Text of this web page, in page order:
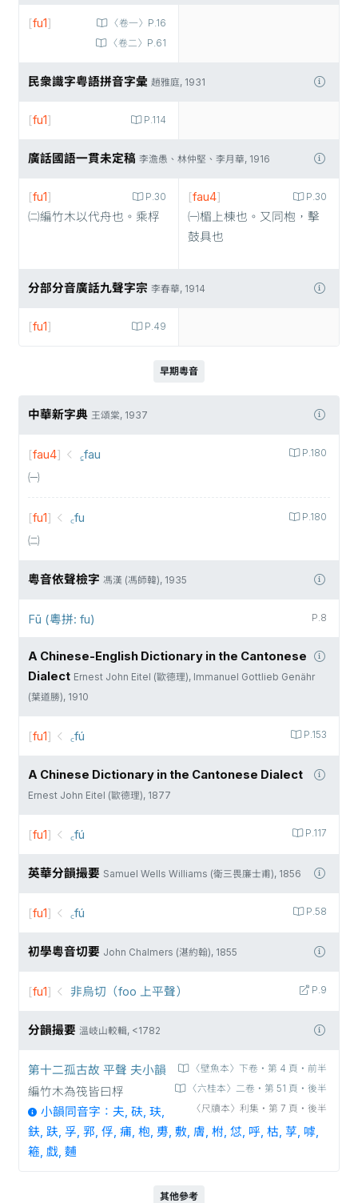
〈卷一〉P.16
〈卷二〉P.61
[fu1]
民衆識字粤語拼音字彙 趙雅庭, 1931
P.114
[fu1]
廣話國語一貫未定稿 李澹愚、林仲堅、李月華, 1916
P.30
[fu1]
㈡編竹木以代舟也。乘桴
P.30
[fau4]
㈠楣上棟也。又同枹，擊
鼓具也
分部分音廣話九聲字宗 李春華, 1914
P.49
[fu1]
早期粵音
中華新字典 王頌棠, 1937
P.180
[fau4] ꜁fau
㈠
P.180
[fu1] ꜀fu
㈡
粵音依聲檢字 馮漢 (馮師韓), 1935
P.8
Fū (粵拼: fu)
A Chinese-English Dictionary in the Cantonese
Dialect Ernest John Eitel (歐德理), Immanuel Gottlieb Genähr
(葉道勝), 1910
P.153
[fu1] ꜀fú
A Chinese Dictionary in the Cantonese Dialect
Ernest John Eitel (歐德理), 1877
P.117
[fu1] ꜀fú
英華分韻撮要 Samuel Wells Williams (衛三畏廉士甫), 1856
P.58
[fu1] ꜀fú
初學粵音切要 John Chalmers (湛約翰), 1855
P.9
[fu1] 非烏切（foo 上平聲）
分韻撮要 溫岐山較輯, <1782
〈壁魚本〉下卷‧第 4 頁‧前半
〈六桂本〉二卷‧第 51 頁‧後半
〈尺牘本〉利集‧第 7 頁‧後半
第十二孤古故 平聲 夫小韻
編竹木為筏皆曰桴
小韻同音字：夫, 砆, 玞,
鈇, 趺, 孚, 郛, 俘, 痡, 枹, 旉, 敷, 膚, 柎, 怤, 呼, 枯, 莩, 嘑,
篐, 𭟼, 麱
其他參考